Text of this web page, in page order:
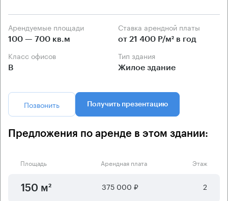
Арендуемые площади
100 — 700 кв.м
Ставка арендной платы
от 21 400 Р/м² в год
Класс офисов
B
Тип здания
Жилое здание
Позвонить Получить презентацию
Предложения по аренде в этом здании:
Площадь Арендная плата Этаж
150 м² 375 000 ₽ 2